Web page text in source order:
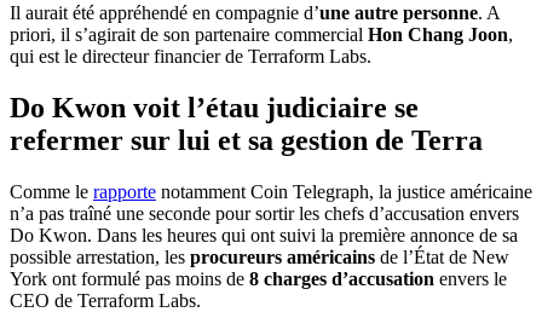
Il aurait été appréhendé en compagnie d’une autre personne. A
priori, il s’agirait de son partenaire commercial Hon Chang Joon,
qui est le directeur financier de Terraform Labs.
Do Kwon voit l’étau judiciaire se
refermer sur lui et sa gestion de Terra
Comme le rapporte notamment Coin Telegraph, la justice américaine
n’a pas traîné une seconde pour sortir les chefs d’accusation envers
Do Kwon. Dans les heures qui ont suivi la première annonce de sa
possible arrestation, les procureurs américains de l’État de New
York ont formulé pas moins de 8 charges d’accusation envers le
CEO de Terraform Labs.